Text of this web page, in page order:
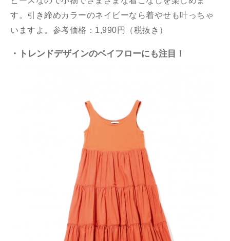
す。引き締めカラーのネイビーなら着やせも叶っちゃ
いますよ。参考価格：1,990円（税抜き）
・トレンドデザインのベイフローにも注目！